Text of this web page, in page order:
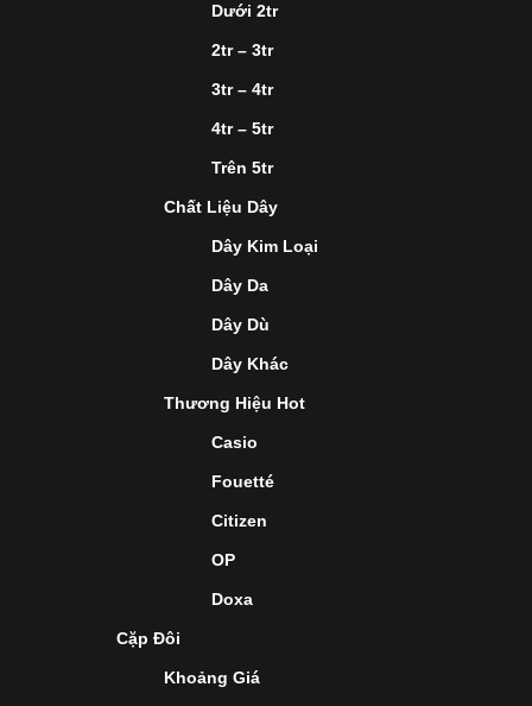
Dưới 2tr
2tr – 3tr
3tr – 4tr
4tr – 5tr
Trên 5tr
Chất Liệu Dây
Dây Kim Loại
Dây Da
Dây Dù
Dây Khác
Thương Hiệu Hot
Casio
Fouetté
Citizen
OP
Doxa
Cặp Đôi
Khoảng Giá